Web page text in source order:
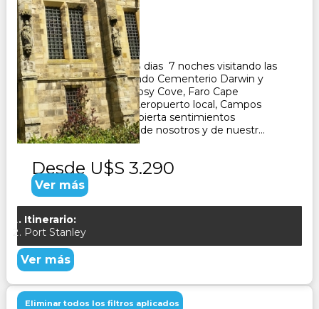
Duración:
8Días7Noches
Paquete Turistico de 8 dias 7 noches visitando las
Islas Malvinas recorriendo Cementerio Darwin y
Darwin con Smoko, Gipsy Cove, Faro Cape
Pembroke, Surf Bay, Aeropuerto local, Campos
Minados. Malvinas despierta sentimientos
y emociones, es parte de nosotros y de nuestr...
Desde U$S 3.290
Ver más
Itinerario:
Port Stanley
Ver más
Eliminar todos los filtros aplicados